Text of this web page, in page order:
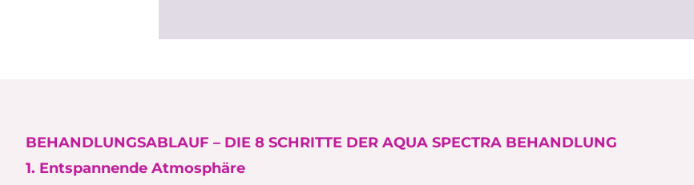
BEHANDLUNGSABLAUF – DIE 8 SCHRITTE DER AQUA SPECTRA BEHANDLUNG
1. Entspannende Atmosphäre